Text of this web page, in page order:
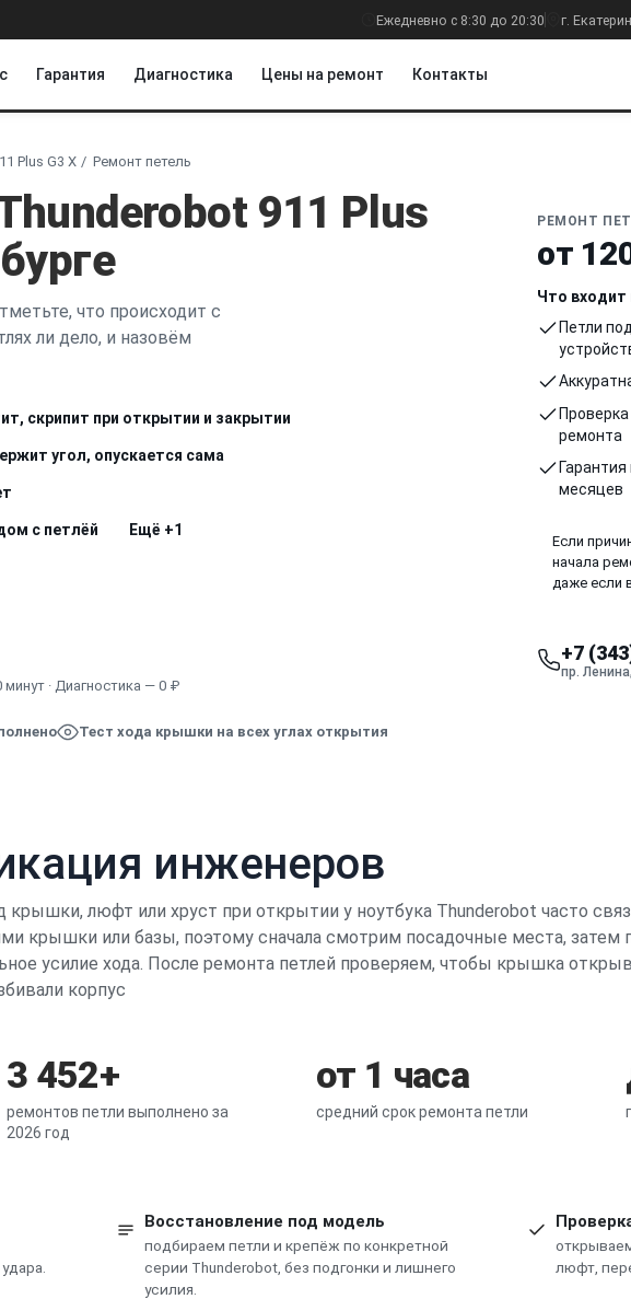
Ежедневно с 8:30 до 20:30 г.
Гарантия Диагностика Цены на ремонт Контакты
Plus G3 X Ремонт петель
911 Plus
что происходит с
ли дело, и назовём
скрипит при открытии и закрытии
угол, опускается сама
с петлёй Ещё +1
· Диагностика — 0 ₽
Тест хода крышки на всех углах открытия
РЕМОНТ
от
Что входит
Петли
ремонта
Гарантия
месяцев
Если
начала
даже если
+7
пр.
инженеров
люфт или хруст при открытии у ноутбука Thunderobot часто
крышки или базы, поэтому сначала смотрим посадочные места, затем
усилие хода. После ремонта петлей проверяем, чтобы крышка
корпус
3 452+
ремонтов петли выполнено за
2026 год
от 1 часа
средний срок ремонта петли
Восстановление под модель
подбираем петли и крепёж по конкретной
серии Thunderobot, без подгонки и лишнего
усилия.
люфт,